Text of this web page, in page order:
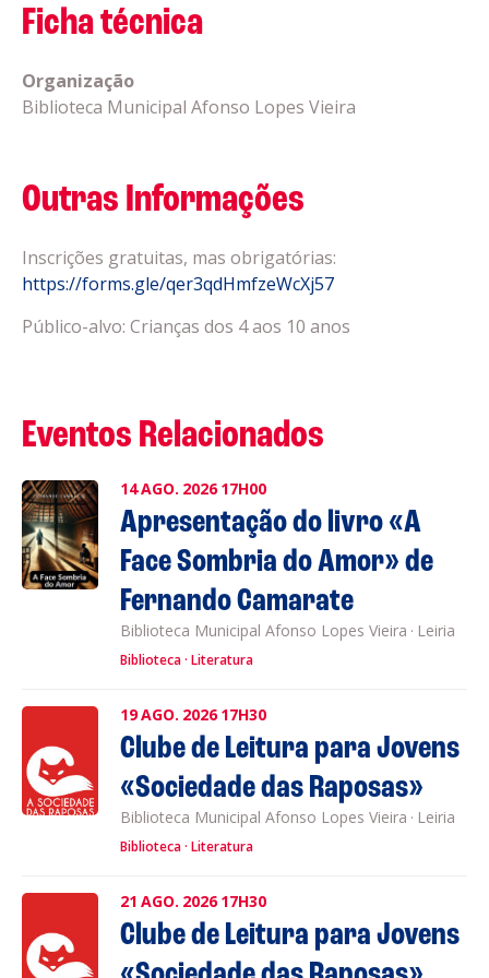
Ficha técnica
Organização
Biblioteca Municipal Afonso Lopes Vieira
Outras Informações
Inscrições gratuitas, mas obrigatórias:
https://forms.gle/qer3qdHmfzeWcXj57
Público-alvo: Crianças dos 4 aos 10 anos
Eventos Relacionados
14AGO. 2026 17H00
Apresentação do livro «A
Face Sombria do Amor» de
Fernando Camarate
Biblioteca Municipal Afonso Lopes Vieira · Leiria
Biblioteca Literatura
19AGO. 2026 17H30
Clube de Leitura para Jovens
«Sociedade das Raposas»
Biblioteca Municipal Afonso Lopes Vieira · Leiria
Biblioteca Literatura
21 AGO. 2026 17H30
Clube de Leitura para Jovens